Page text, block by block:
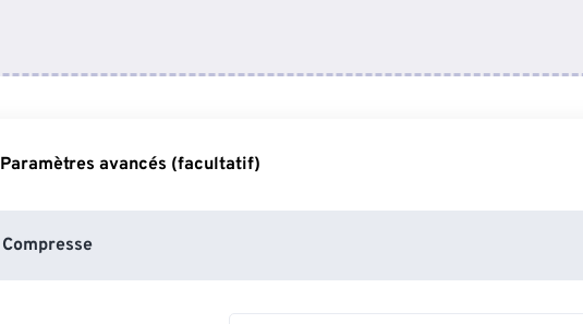
Paramètres avancés (facultatif)
Compresse